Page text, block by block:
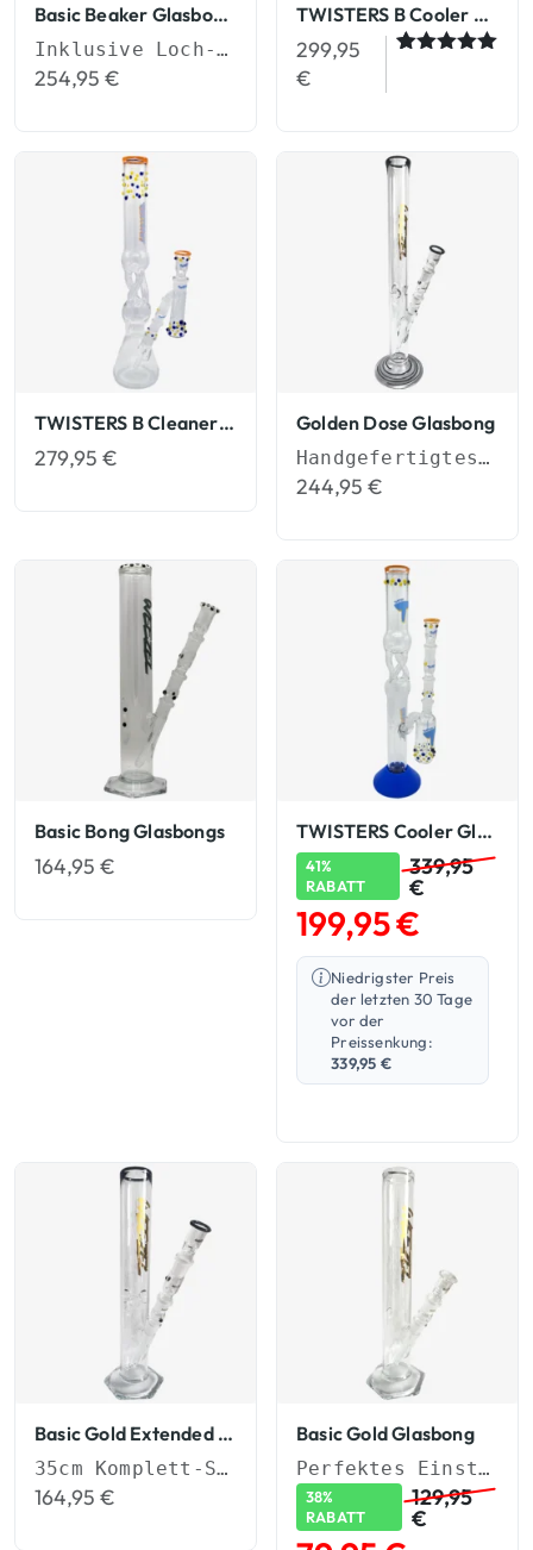
Basic Beaker Glasbongs
Inklusive Loch-Diffusor-Shillum
254,95€
TWISTERS B Cooler Glasbongs
299,95
€
Kundenbew
TWISTERS B Cleaner Glasbongs
279,95€
Golden Dose Glasbong
Handgefertigtes 55cm Bong-Set (NS 19)
244,95€
Basic Bong Glasbongs
164,95€
TWISTERS Cooler Glasbongs
41%
RABATT
339,95
€
199,95€
Niedrigster Preis
der letzten 30 Tage
vor der
Preissenkung:
339,95 €
Basic Gold Extended Glasbong
35cm Komplett-Set (NS 19) mit Aktivkohle-Adapter & Eiskerben.
164,95€
Basic Gold Glasbong
Perfektes Einsteiger-Set in handgemachter Qualität
38%
RABATT
129,95
€